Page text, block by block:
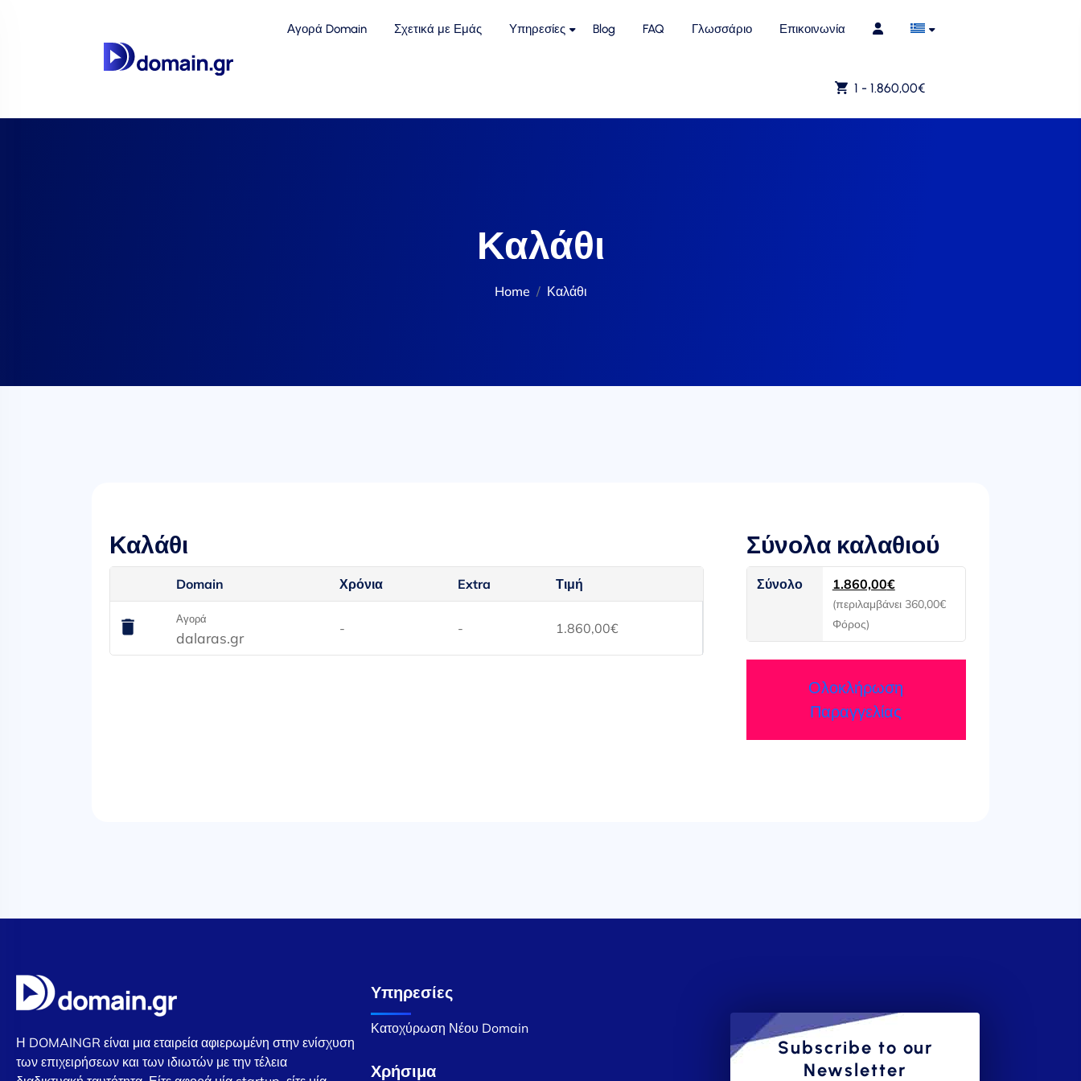
Αγορά Domain Σχετικά με Εμάς Υπηρεσίες Blog FAQ Γλωσσάριο Επικοινωνία
1 - 1.860,00€
Καλάθι
Home Καλάθι
Καλάθι
Domain Χρόνια Extra Τιμή
Αγορά
dalaras.gr
- - 1.860,00€
Σύνολα καλαθιού
Σύνολο 1.860,00€
(περιλαμβάνει 360,00€
Φόρος)
Ολοκλήρωση
Παραγγελίας
Η DOMAINGR είναι μια εταιρεία αφιερωμένη στην ενίσχυση
των επιχειρήσεων και των ιδιωτών με την τέλεια
Υπηρεσίες
Κατοχύρωση Νέου Domain
Χρήσιμα
Subscribe to our
Newsletter